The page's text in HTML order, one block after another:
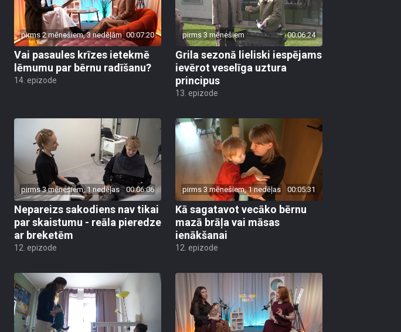
pirms 2 mēnešiem, 3 nedēļām 00:07:20
Vai pasaules krīzes ietekmē
lēmumu par bērnu radīšanu?
14. epizode
pirms 3 mēnešiem 00:06:24
Grila sezonā lieliski iespējams
ievērot veselīga uztura
principus
13. epizode
pirms 3 mēnešiem, 1 nedēļas 00:06:06
Nepareizs sakodiens nav tikai
par skaistumu - reāla pieredze
ar breketēm
12. epizode
pirms 3 mēnešiem, 1 nedēļas 00:05:31
Kā sagatavot vecāko bērnu
mazā brāļa vai māsas
ienākšanai
12. epizode